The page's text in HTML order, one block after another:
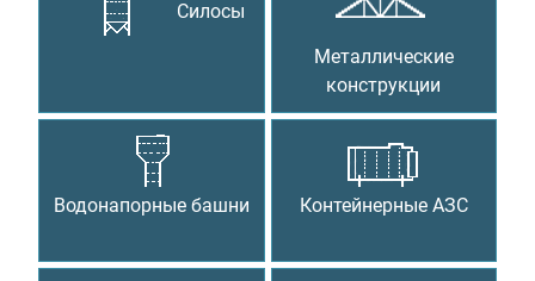
Силосы
Металлические
конструкции
Водонапорные башни Контейнерные АЗС